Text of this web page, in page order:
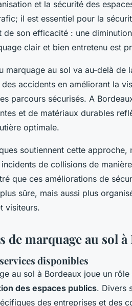
et la sécurité des
il est essentiel pour la
de son efficacité : une
clair et bien entretenu est
marquage au sol va au-delà
accidents en améliorant la
parcours sécurisés. A
et de matériaux durables
optimale.
soutiennent cette
de collisions de
que ces améliorations de
sûre, mais aussi plus
visiteurs.
de marquage au sol
disponibles
au sol à Bordeaux joue un
des espaces publics. Divers
des entreprises et des